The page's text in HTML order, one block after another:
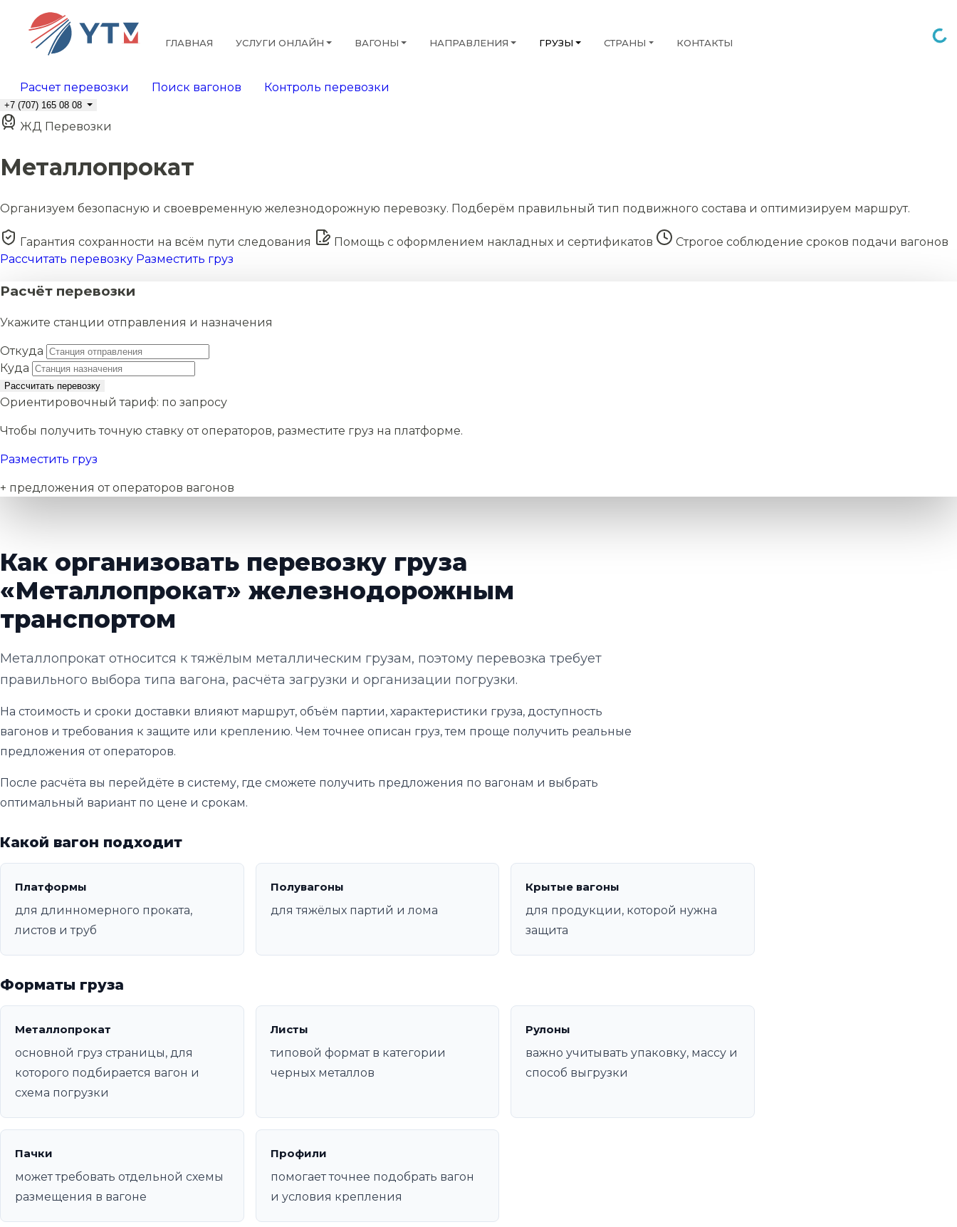
ГЛАВНАЯ УСЛУГИ ОНЛАЙН ВАГОНЫ НАПРАВЛЕНИЯ ГРУЗЫ СТРАНЫ КОНТАКТЫ
Расчет перевозки Поиск вагонов Контроль перевозки
+7 (707) 165 08 08
ЖД Перевозки
Металлопрокат
Организуем безопасную и своевременную железнодорожную перевозку. Подберём правильный тип подвижного состава и оптимизируем маршрут.
Гарантия сохранности на всём пути следования Помощь с оформлением накладных и сертификатов
Строгое соблюдение сроков подачи вагонов
Рассчитать перевозку Разместить груз
Расчёт перевозки
Укажите станции отправления и назначения
Откуда
Куда
Рассчитать перевозку
Ориентировочный тариф: по запросу
Чтобы получить точную ставку от операторов, разместите груз на платформе.
Разместить груз
+ предложения от операторов вагонов
Как организовать перевозку груза
«Металлопрокат» железнодорожным
транспортом
Металлопрокат относится к тяжёлым металлическим грузам, поэтому перевозка требует
правильного выбора типа вагона, расчёта загрузки и организации погрузки.
На стоимость и сроки доставки влияют маршрут, объём партии, характеристики груза, доступность
вагонов и требования к защите или креплению. Чем точнее описан груз, тем проще получить реальные
предложения от операторов.
После расчёта вы перейдёте в систему, где сможете получить предложения по вагонам и выбрать
оптимальный вариант по цене и срокам.
Какой вагон подходит
Платформы
для длинномерного проката,
листов и труб
Полувагоны
для тяжёлых партий и лома
Крытые вагоны
для продукции, которой нужна
защита
Форматы груза
Металлопрокат
основной груз страницы, для
которого подбирается вагон и
схема погрузки
Листы
типовой формат в категории
черных металлов
Рулоны
важно учитывать упаковку, массу и
способ выгрузки
Пачки
может требовать отдельной схемы
размещения в вагоне
Профили
помогает точнее подобрать вагон
и условия крепления